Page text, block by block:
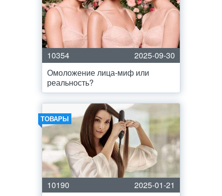
10354
2025-09-30
Омоложение лица-миф или
реальность?
ТОВАРЫ
10190
2025-01-21